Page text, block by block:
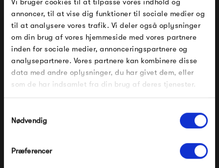
Vi bruger cookies til at tilpasse vores indhold og
annoncer, til at vise dig funktioner til sociale medier og
til at analysere vores trafik. Vi deler også oplysninger
om din brug af vores hjemmeside med vores partnere
inden for sociale medier, annonceringspartnere og
analysepartnere. Vores partnere kan kombinere disse
data med andre oplysninger, du har givet dem, eller
som de har indsamlet fra din brug af deres tjenester.
Nødvendig
Præferencer
Frandsen One Light
Anour Papilio Double
Væglampe - Krom, mørk
14 550,00 kr
FÅ 10% PÅ DIN NÆSTE ORDRE
Indtast din e-mail, så sender vi rabatkoden til dig på
mail. Minimumsbeløb er 499 kr. for at indløse
rabatten.
Gælder ikke på produkter fra Fermob, File Under